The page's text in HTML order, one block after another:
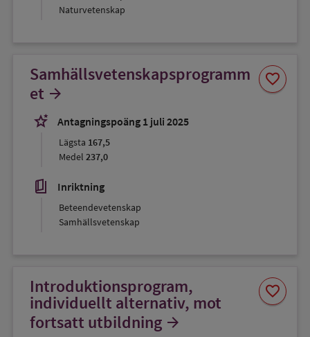
Naturvetenskap
Samhällsvetenskapsprogramm
et arrow_forward
stars_2
Antagningspoäng 1 juli 2025
Lägsta 167,5
Medel 237,0
book_5 Inriktning
Beteendevetenskap
Samhällsvetenskap
favorite
Spara
som
Introduktionsprogram,
individuellt alternativ, mot
fortsatt utbildning arrow_forward
favorite
Spara
som